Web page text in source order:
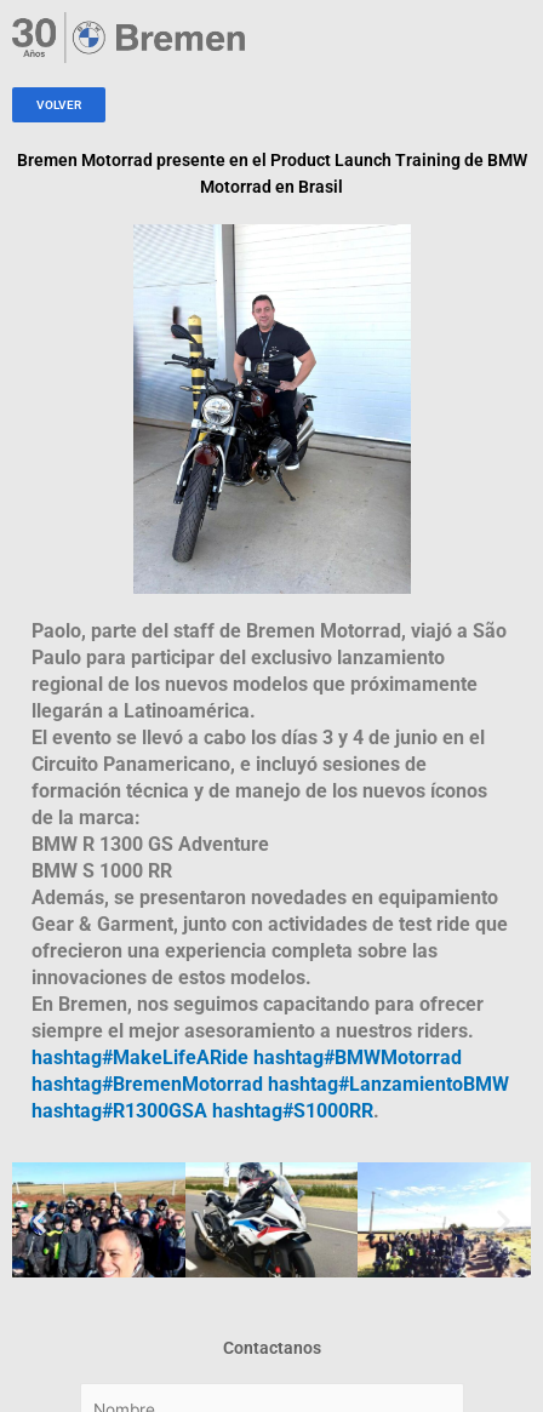
contenido
VOLVER
Bremen Motorrad presente en el Product Launch Training de BMW
Motorrad en Brasil
Paolo, parte del staff de Bremen Motorrad, viajó a São
Paulo para participar del exclusivo lanzamiento
regional de los nuevos modelos que próximamente
llegarán a Latinoamérica.
El evento se llevó a cabo los días 3 y 4 de junio en el
Circuito Panamericano, e incluyó sesiones de
formación técnica y de manejo de los nuevos íconos
de la marca:
BMW R 1300 GS Adventure
BMW S 1000 RR
Además, se presentaron novedades en equipamiento
Gear & Garment, junto con actividades de test ride que
ofrecieron una experiencia completa sobre las
innovaciones de estos modelos.
En Bremen, nos seguimos capacitando para ofrecer
siempre el mejor asesoramiento a nuestros riders.
hashtag#MakeLifeARide hashtag#BMWMotorrad
hashtag#BremenMotorrad hashtag#LanzamientoBMW
hashtag#R1300GSA hashtag#S1000RR.
Contactanos